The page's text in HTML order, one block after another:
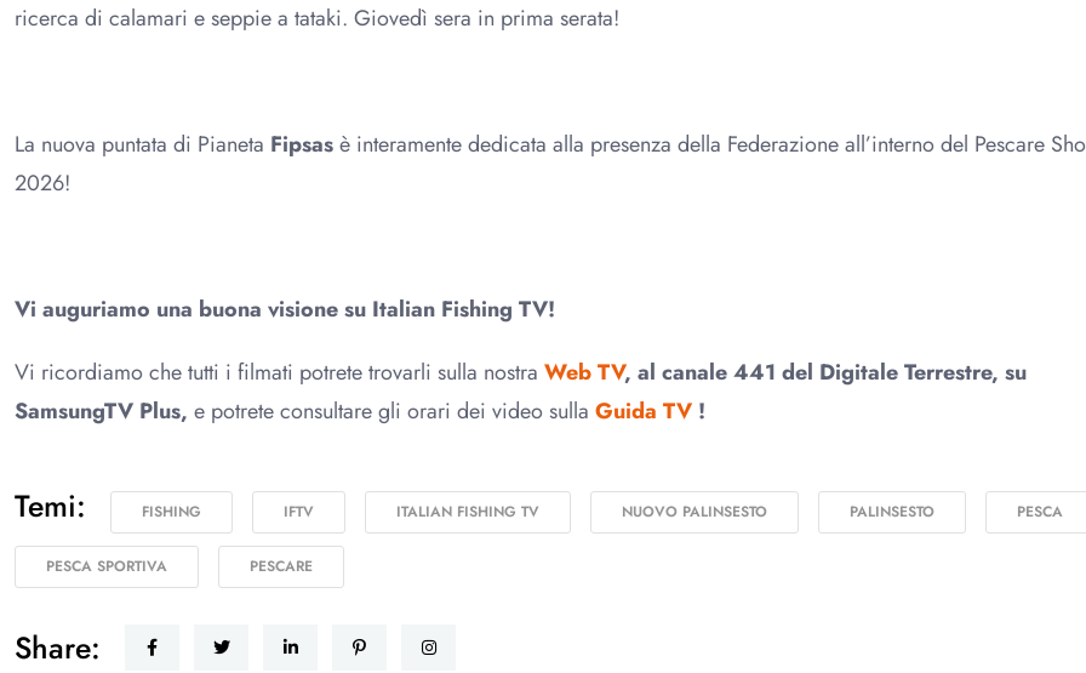
ricerca di calamari e seppie a tataki. Giovedì sera in prima serata!
La nuova puntata di Pianeta Fipsasè interamente dedicata alla presenza della Federazione all’interno del Pescare
2026!
Vi auguriamo una buona visione su Italian Fishing TV!
Vi ricordiamo che tutti i filmati potrete trovarli sulla nostra Web TV, al canale 441 del Digitale Terrestre, su
SamsungTV Plus, e potrete consultare gli orari dei video sulla Guida TV !
Temi: FISHING IFTV ITALIAN FISHING TV NUOVO PALINSESTO PALINSESTO PESCA
PESCA SPORTIVA PESCARE
Share: